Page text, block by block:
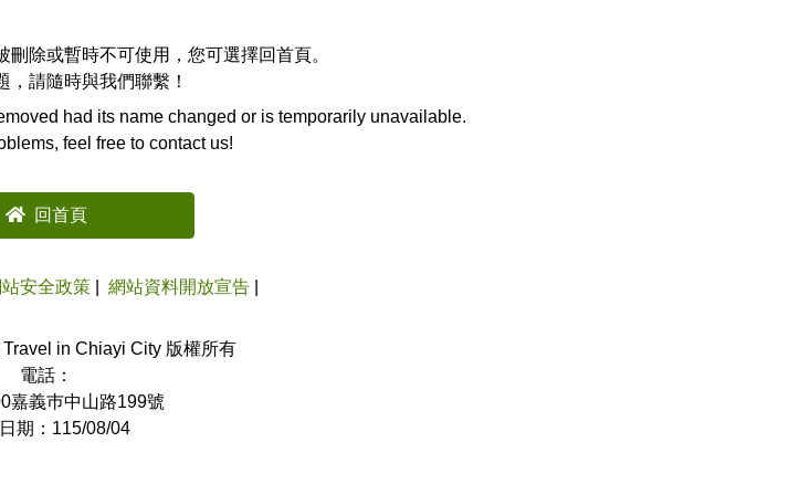
除或暫時不可使用，您可選擇回首頁。
，請隨時與我們聯繫！
had its name changed or is temporarily unavailable.
feel free to contact us!
回首頁
安全政策 網站資料開放宣告
in Chiayi City 版權所有
電話：
嘉義巿中山路199號
期：115/08/04